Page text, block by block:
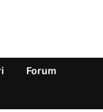
Forum